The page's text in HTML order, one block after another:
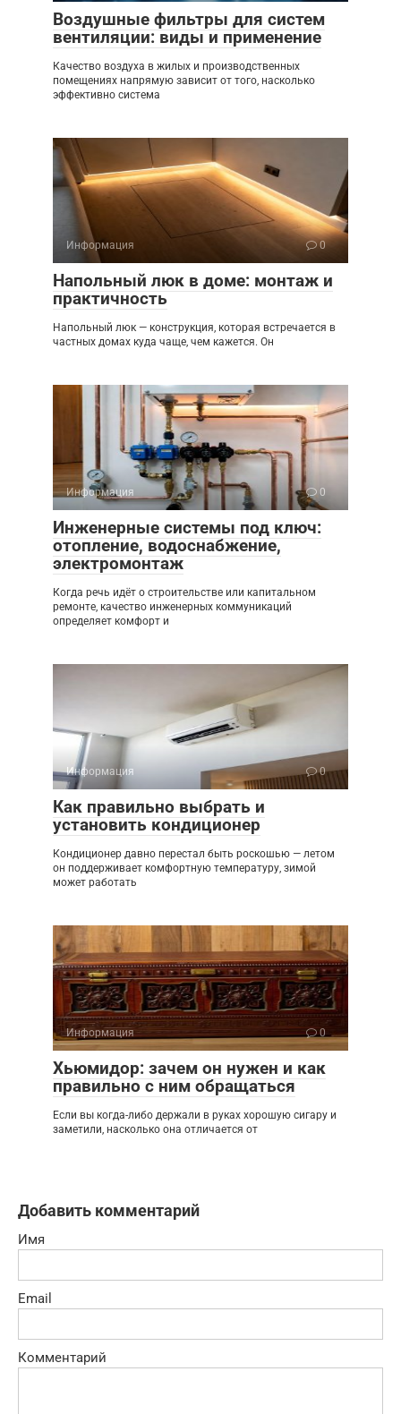
Воздушные фильтры для систем
вентиляции: виды и применение
Качество воздуха в жилых и производственных
помещениях напрямую зависит от того, насколько
эффективно система
Информация 0
Напольный люк в доме: монтаж и
практичность
Напольный люк — конструкция, которая встречается в
частных домах куда чаще, чем кажется. Он
Информация 0
Инженерные системы под ключ:
отопление, водоснабжение,
электромонтаж
Когда речь идёт о строительстве или капитальном
ремонте, качество инженерных коммуникаций
определяет комфорт и
Информация 0
Как правильно выбрать и
установить кондиционер
Кондиционер давно перестал быть роскошью — летом
он поддерживает комфортную температуру, зимой
может работать
Информация 0
Хьюмидор: зачем он нужен и как
правильно с ним обращаться
Если вы когда-либо держали в руках хорошую сигару и
заметили, насколько она отличается от
Добавить комментарий
Имя
Email
Комментарий